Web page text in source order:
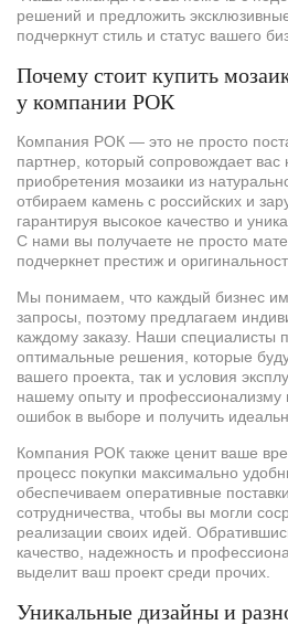
решений и предложить
подчеркнут стиль и статус вашего
Почему стоит купить
у компании РОК
Компания РОК — это не просто
партнер, который сопровождает
приобретения мозаики из
отбираем камень с российских и
гарантируя высокое качество и
С нами вы получаете не просто
подчеркнет престиж и
Мы понимаем, что каждый бизнес
запросы, поэтому предлагаем
каждому заказу. Наши специалисты
оптимальные решения, которые
вашего проекта, так и условия
нашему опыту и профессионализму
ошибок в выборе и получить
Компания РОК также ценит ваше
процесс покупки максимально
обеспечиваем оперативные
сотрудничества, чтобы вы могли
реализации своих идей.
качество, надежность и
выделит ваш проект среди прочих.
Уникальные дизайны и